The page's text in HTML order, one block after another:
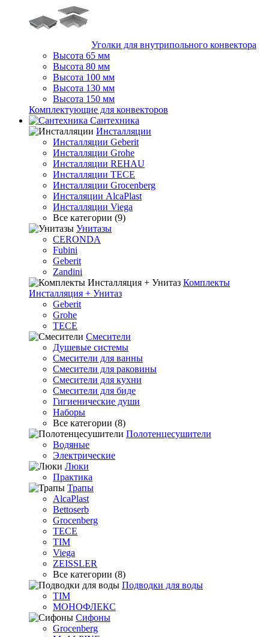
Уголки для внутрипольного конвектора
Высота 65 мм
Высота 80 мм
Высота 100 мм
Высота 130 мм
Высота 150 мм
Комплектующие для конвекторов
Сантехника
Инсталляции
Инсталляции Geberit
Инсталляции Grohe
Инсталляции REHAU
Инсталляции TECE
Инсталляции Grocenberg
Инсталяции AlcaPlast
Инсталляции Viega
Все категории (9)
Унитазы
CERONDA
Fubini
Geberit
Zandini
Комплекты
Инсталляция + Унитаз
Geberit
Grohe
TECE
Смесители
Душевые системы
Смесители для ванны
Смесители для раковины
Смесители для кухни
Смесители для биде
Гигиенические души
Наборы
Все категории (8)
Полотенцесушители
Водяные
Электрические
Люки
Практика
Трапы
AlcaPlast
Bettoserb
Grocenberg
TECE
TIM
Viega
ZEISSLER
Все категории (8)
Подводки для воды
TIM
МОНОФЛЕКС
Сифоны
Grocenberg